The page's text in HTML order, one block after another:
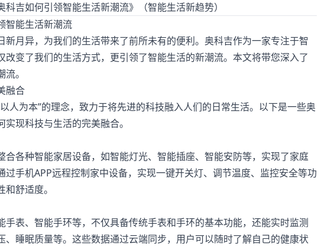
吉如何引领智能生活新潮流》（智能生活新趋势）
智能生活新潮流
新月异，为我们的生活带来了前所未有的便利。奥科吉作为一家专注于智
改变了我们的生活方式，更引领了智能生活的新潮流。本文将带您深入了
。
融合
人为本”的理念，致力于将先进的科技融入人们的日常生活。以下是一些奥
现科技与生活的完美融合。
合各种智能家居设备，如智能灯光、智能插座、智能安防等，实现了家庭
过手机APP远程控制家中设备，实现一键开关灯、调节温度、监控安全等功
舒适度。
手表、智能手环等，不仅具备传统手表和手环的基本功能，还能实时监测
、睡眠质量等。这些数据通过云端同步，用户可以随时了解自己的健康状